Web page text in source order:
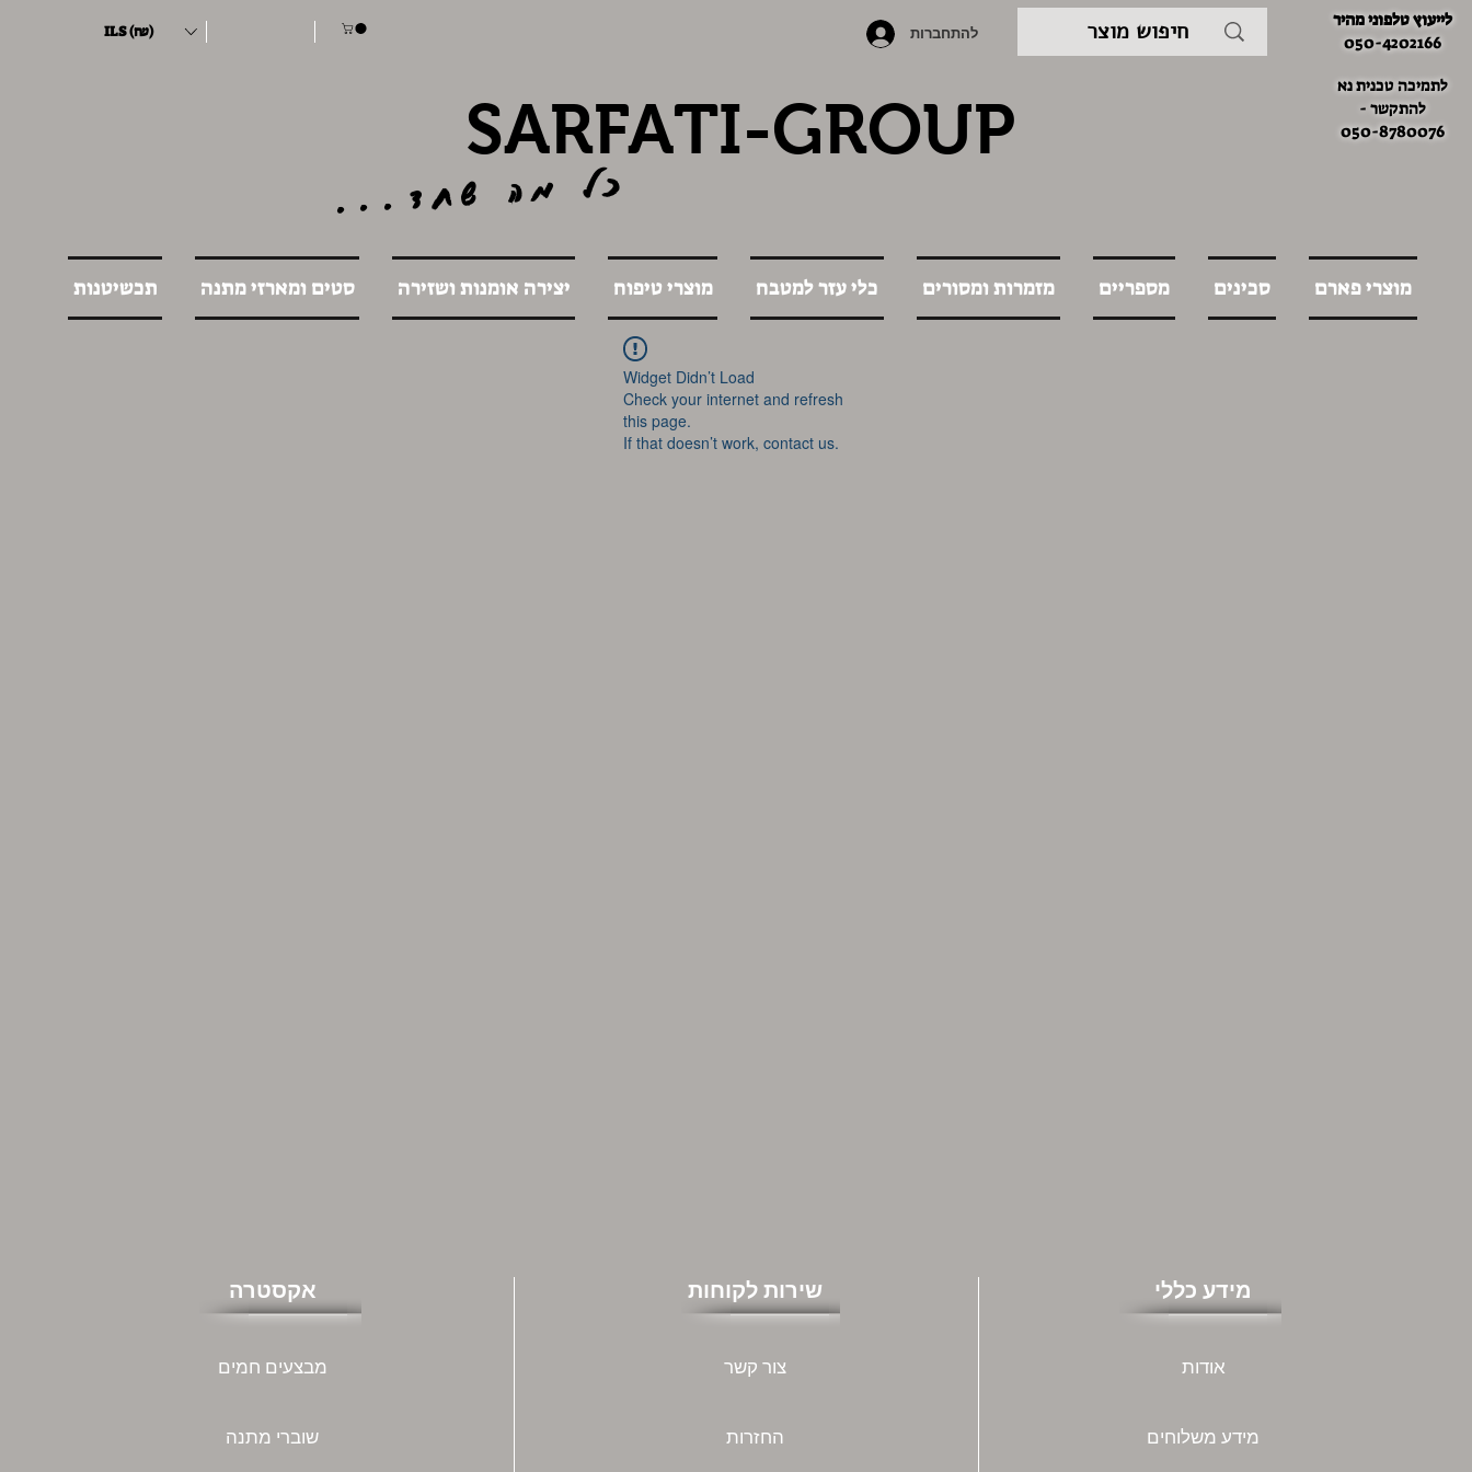
לייעוץ טלפוני מהיר
050-4202166
לתמיכה טכנית נא
להתקשר -
050-8780076
ILS (₪) להתחברות
SARFATI-GROUP
כל מה שחד...
מוצרי פארם סכינים מספריים מזמרות ומסורים כלי עזר למטבח מוצרי טיפוח יצירה אומנות ושזירה סטים ומארזי מתנה תכשיטנות
Widget Didn’t Load
Check your internet and refresh
this page.
If that doesn’t work, contact us.
אקסטרה
מבצעים חמים
שוברי מתנה
שירות לקוחות
צור קשר
החזרות
מידע כללי
אודות
מידע משלוחים